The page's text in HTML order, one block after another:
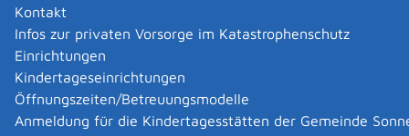
Kontakt
Infos zur privaten Vorsorge im Katastrophenschutz
Einrichtungen
Kindertageseinrichtungen
Öffnungszeiten/Betreuungsmodelle
Anmeldung für die Kindertagesstätten der Gemeinde
und Untersuchungsstellen durch eine zuständige
Behörde anerkannt werden kann.
Besonders qualifizierte Personen (Sachverständige)
oder Untersuchungsstellen (Prüflaboratorien und
Probenehmer) können dazu in einem Bundesland ihre